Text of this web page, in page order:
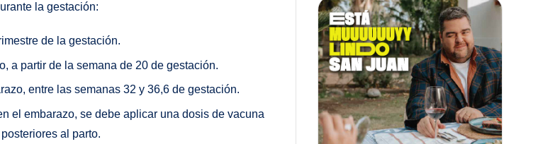
la gestación:
de la gestación.
a partir de la semana de 20 de gestación.
entre las semanas 32 y 36,6 de gestación.
el embarazo, se debe aplicar una dosis de vacuna
al parto.